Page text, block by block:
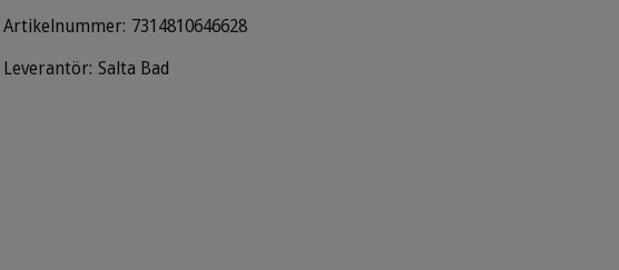
Artikelnummer: 7314810646628
Leverantör: Salta Bad